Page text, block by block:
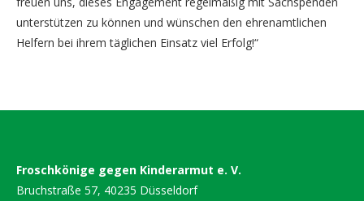
unterstützen zu können und wünschen den ehrenamtlichen
Helfern bei ihrem täglichen Einsatz viel Erfolg!“
Froschkönige gegen Kinderarmut e. V.
Bruchstraße 57, 40235 Düsseldorf